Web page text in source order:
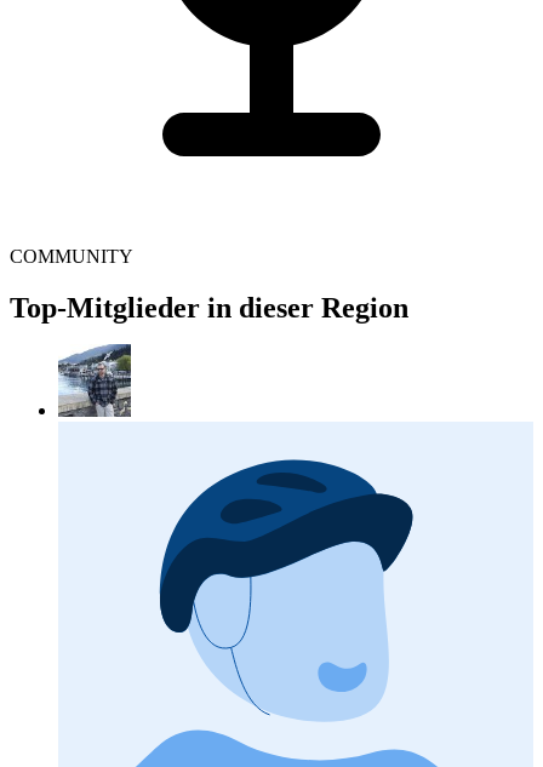
COMMUNITY
Top-Mitglieder in dieser Region